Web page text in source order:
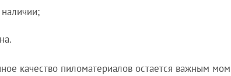
качество пиломатериалов остается важным